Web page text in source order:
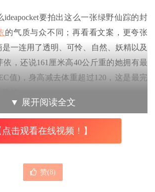
ideapocket要拍出这么一张绿野仙踪的封
的气质与众不同；再看看文案，更夸张
一连用了透明、可怜、自然、妖精以及
，还说161厘米高40公斤重的她拥有最
值)，身高减去体重超过120，这是最完
相信你猜到了，有着空灵气质的林芽依
：她脸蛋极其清纯，确实有妖精的感觉，
种；虽然没有大奶，不过就像ideapocket
，再加上受访时说自己在出道前就透
▼ 展开阅读全文
点击观看在线视频！】
赞(8)